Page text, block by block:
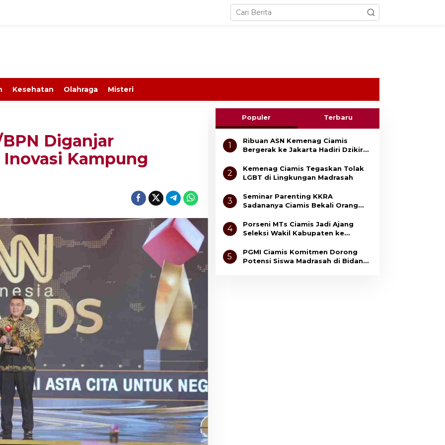
Kesehatan Olahraga Misteri
Diganjar
Kampung
Populer Terbaru
1
Ribuan ASN Kemenag Ciamis
Bergerak ke Jakarta Hadiri Dzikir
2
Kemenag Ciamis Tegaskan Tolak
LGBT di Lingkungan Madrasah
3
Seminar Parenting KKRA
Sadananya Ciamis Bekali Orang
Anak
4
Porseni MTs Ciamis Jadi Ajang
Seleksi Wakil Kabupaten ke
5
PGMI Ciamis Komitmen Dorong
Potensi Siswa Madrasah di Bidang